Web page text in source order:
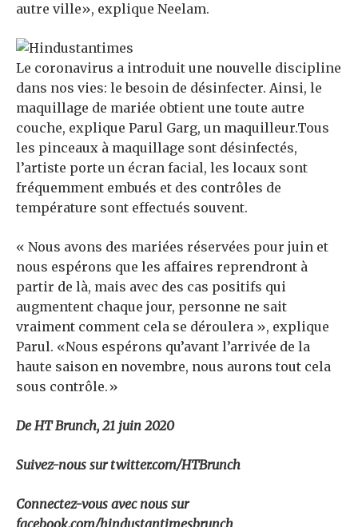
autre ville», explique Neelam.
Le coronavirus a introduit une nouvelle discipline
dans nos vies: le besoin de désinfecter. Ainsi, le
maquillage de mariée obtient une toute autre
couche, explique Parul Garg, un maquilleur.Tous
les pinceaux à maquillage sont désinfectés,
l’artiste porte un écran facial, les locaux sont
fréquemment embués et des contrôles de
température sont effectués souvent.
« Nous avons des mariées réservées pour juin et
nous espérons que les affaires reprendront à
partir de là, mais avec des cas positifs qui
augmentent chaque jour, personne ne sait
vraiment comment cela se déroulera », explique
Parul. «Nous espérons qu’avant l’arrivée de la
haute saison en novembre, nous aurons tout cela
sous contrôle.»
De HT Brunch, 21 juin 2020
Suivez-nous sur twitter.com/HTBrunch
Connectez-vous avec nous sur